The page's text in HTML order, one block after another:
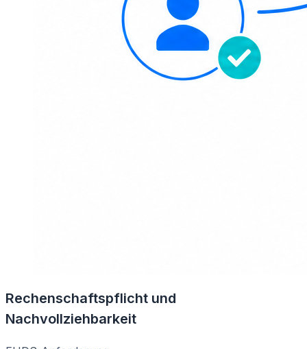
Rechenschaftspflicht und
Nachvollziehbarkeit